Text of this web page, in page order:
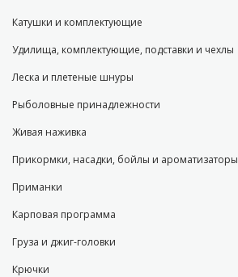
Катушки и комплектующие
Удилища, комплектующие, подставки и чехлы
Леска и плетеные шнуры
Рыболовные принадлежности
Живая наживка
Прикормки, насадки, бойлы и ароматизаторы
Приманки
Карповая программа
Груза и джиг-головки
Крючки